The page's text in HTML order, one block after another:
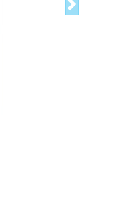
Next